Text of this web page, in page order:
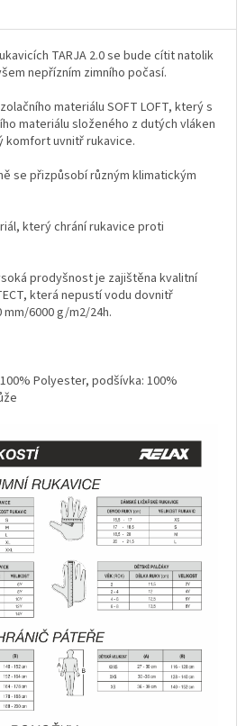
TARJA 2.0 se bude cítit natolik
nepřízním zimního počasí.
materiálu SOFT LOFT, který s
materiálu složeného z dutých vláken
komfort uvnitř rukavice.
se přizpůsobí různým klimatickým
který chrání rukavice proti
prodyšnost je zajištěna kvalitní
která nepustí vodu dovnitř
mm/6000 g/m2/24h.
Polyester, podšívka: 100%